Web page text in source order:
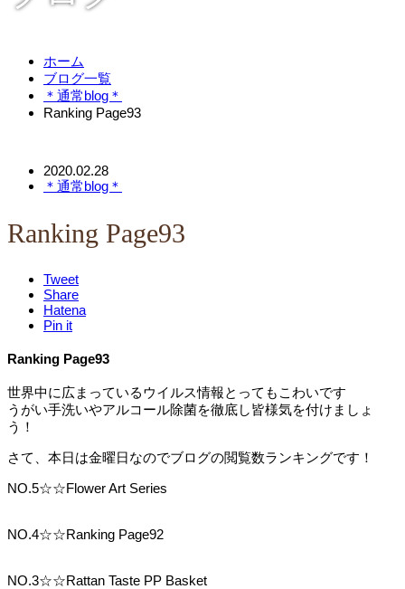
ホーム
ブログ一覧
＊通常blog＊
Ranking Page93
2020.02.28
＊通常blog＊
Ranking Page93
Tweet
Share
Hatena
Pin it
Ranking Page93
世界中に広まっているウイルス情報とってもこわいです
うがい手洗いやアルコール除菌を徹底し皆様気を付けましょ
う！
さて、本日は金曜日なのでブログの閲覧数ランキングです！
NO.5☆☆Flower Art Series
NO.4☆☆Ranking Page92
NO.3☆☆Rattan Taste PP Basket